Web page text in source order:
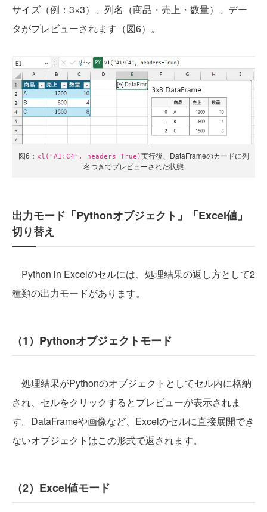
サイズ（例：3×3）、列名（商品・売上・数量）、デー
タがプレビューされます（図6）。
図6： xl("A1:C4", headers=True)実行後、DataFrameのカードに列
名つきでプレビューされた状態
出力モード「Pythonオブジェクト」「Excel値」
切り替え
Python in Excelのセルには、処理結果の返し方として2
種類の出力モードがあります。
（1） Pythonオブジェクトモード
処理結果がPythonのオブジェクトとしてセル内に格納
され、セルをクリックするとプレビューが表示されま
す。DataFrameや画像など、Excelのセルに直接展開でき
ないオブジェクトはこの形式で返されます。
（2） Excel値モード